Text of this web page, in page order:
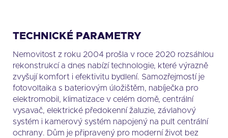
TECHNICKÉ PARAMETRY
Nemovitost z roku 2004 prošla v roce 2020 rozsáhlou
rekonstrukcí a dnes nabízí technologie, které výrazně
zvyšují komfort i efektivitu bydlení. Samozřejmostí je
fotovoltaika s bateriovým úložištěm, nabíječka pro
elektromobil, klimatizace v celém domě, centrální
vysavač, elektrické předokenní žaluzie, závlahový
systém i kamerový systém napojený na pult centrální
ochrany. Dům je připravený pro moderní život bez